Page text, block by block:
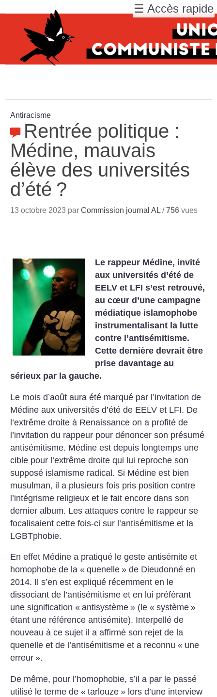
Antiracisme
Rentrée politique :
Médine, mauvais
élève des universités
d’été ?
13 octobre 2023 parCommission journal AL /756 vues
Le rappeur Médine, invité
aux universités d’été de
EELV et LFI s’est retrouvé,
au cœur d’une campagne
médiatique islamophobe
instrumentalisant la lutte
contre l’antisémitisme.
Cette dernière devrait être
prise davantage au
sérieux par la gauche.
Le mois d’août aura été marqué par l’invitation de
Médine aux universités d’été de EELV et LFI. De
l’extrême droite à Renaissance on a profité de
l’invitation du rappeur pour dénoncer son présumé
antisémitisme. Médine est depuis longtemps une
cible pour l’extrême droite qui lui reproche son
supposé islamisme radical. Si Médine est bien
musulman, il a plusieurs fois pris position contre
l’intégrisme religieux et le fait encore dans son
dernier album. Les attaques contre le rappeur se
focalisaient cette fois-ci sur l’antisémitisme et la
LGBTphobie.
En effet Médine a pratiqué le geste antisémite et
homophobe de la « quenelle » de Dieudonné en
2014. Il s’en est expliqué récemment en le
dissociant de l’antisémitisme et en lui préférant
une signification « antisystème » (le « système »
étant une référence antisémite). Interpellé de
nouveau à ce sujet il a affirmé son rejet de la
quenelle et de l’antisémitisme et a reconnu « une
erreur ».
De même, pour l’homophobie, s’il a par le passé
utilisé le terme de « tarlouze » lors d’une interview
☰ Accès rapide